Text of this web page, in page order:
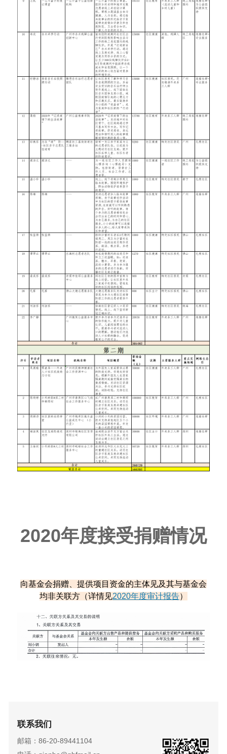
2020年度接受捐赠情况
向基金会捐赠、提供项目资金的主体见及其与基金会
均非关联方（详情见2020年度审计报告）
联系我们
邮箱：86-20-89441104